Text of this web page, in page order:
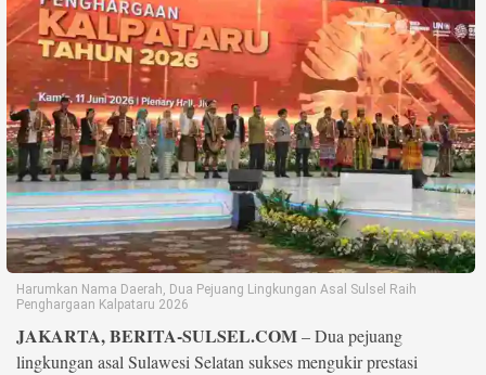
Opini
Video
More
Disclaimer
Harumkan Nama Daerah, Dua Pejuang Lingkungan Asal Sulsel Raih
Penghargaan Kalpataru 2026
JAKARTA, BERITA-SULSEL.COM– Dua pejuang
lingkungan asal Sulawesi Selatan sukses mengukir prestasi